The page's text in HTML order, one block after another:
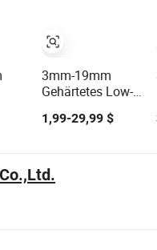
3mm-19mm
Gehärtetes Low-E
Hersteller China
Klarglas oder
beschichtetes
gehärtetes Glas
1,99-29,99 $